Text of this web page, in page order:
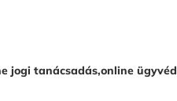
jogi tanácsadás online ügyvéd